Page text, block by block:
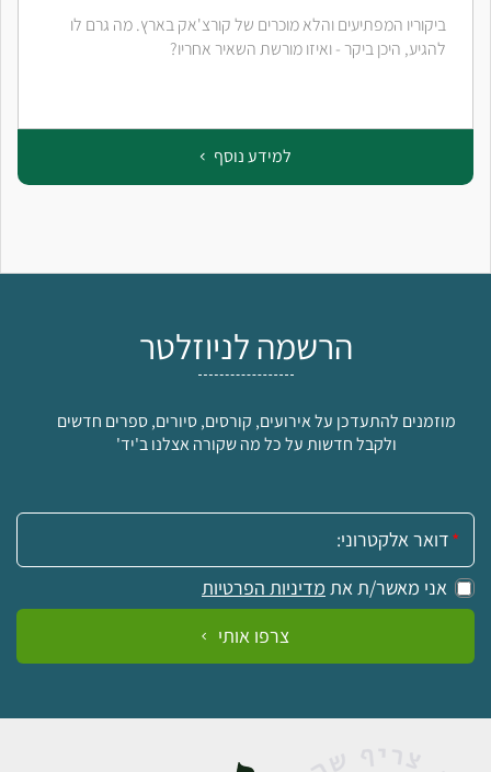
ביקוריו המפתיעים והלא מוכרים של קורצ'אק בארץ. מה גרם לו
להגיע, היכן ביקר - ואיזו מורשת השאיר אחריו?
למידע נוסף
הרשמה לניוזלטר
מוזמנים להתעדכן על אירועים, קורסים, סיורים, ספרים חדשים
ולקבל חדשות על כל מה שקורה אצלנו ב'יד'
אימייל:
אני מאשר/ת את מדיניות הפרטיות
צרפו אותי